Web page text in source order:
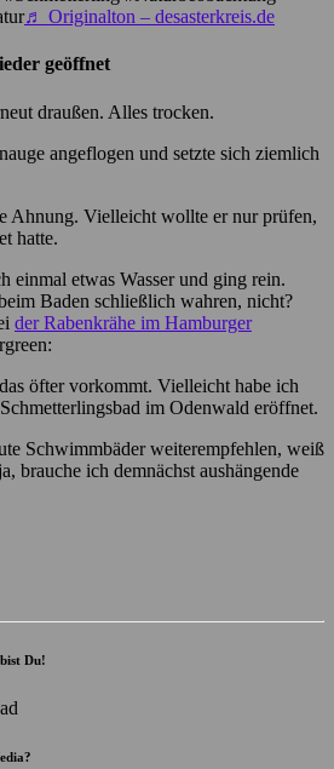
♬ Originalton – desasterkreis.de
geöffnet
draußen. Alles trocken.
angeflogen und setzte sich ziemlich
Ahnung. Vielleicht wollte er nur prüfen,
hatte.
einmal etwas Wasser und ging rein.
Baden schließlich wahren, nicht?
der Rabenkrähe im Hamburger
öfter vorkommt. Vielleicht habe ich
im Odenwald eröffnet.
Schwimmbäder weiterempfehlen, weiß
brauche ich demnächst aushängende
Du!